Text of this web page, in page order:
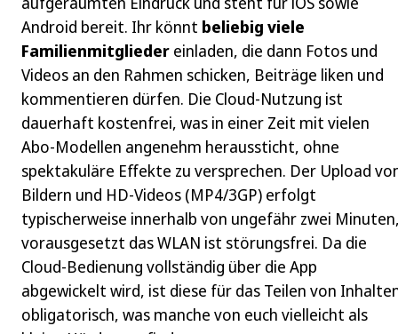
Android bereit. Ihr könnt beliebig viele
Familienmitglieder einladen, die dann Fotos und
Videos an den Rahmen schicken, Beiträge liken und
kommentieren dürfen. Die Cloud-Nutzung ist
dauerhaft kostenfrei, was in einer Zeit mit vielen
Abo-Modellen angenehm heraussticht, ohne
spektakuläre Effekte zu versprechen. Der Upload
Bildern und HD-Videos (MP4/3GP) erfolgt
typischerweise innerhalb von ungefähr zwei
vorausgesetzt das WLAN ist störungsfrei. Da die
Cloud-Bedienung vollständig über die App
abgewickelt wird, ist diese für das Teilen von
obligatorisch, was manche von euch vielleicht als